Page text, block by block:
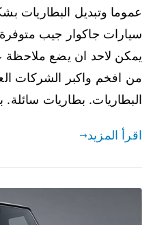
عموما وتبديل البطاريات
سيارات جاكوار جيب متوفرة
يمكن لاحد ان يضع ملاحظة
من افخم واكبر الشركات
البطاريات. بطاريات
اقرأ المزيد